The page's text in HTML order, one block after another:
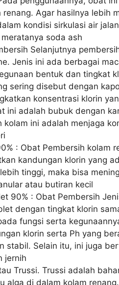
Agar hasilnya lebih
kondisi sirkulasi air
soda ash
Selanjutnya
Jenis ini ada berbagai
bentuk dan tingkat
sering disebut dengan
konsentrasi klorin
ini adalah bubuk dengan
kolam ini adalah menjaga
: Obat Pembersih kolam
kandungan klorin yang
tinggi, maka bisa
atau butiran kecil
90% : Obat Pembersih
dengan tingkat klorin
fungsi serta
klorin serta Ph yang
stabil. Selain itu, ini juga
jernih
Trussi. Trussi adalah
alga di dalam kolam